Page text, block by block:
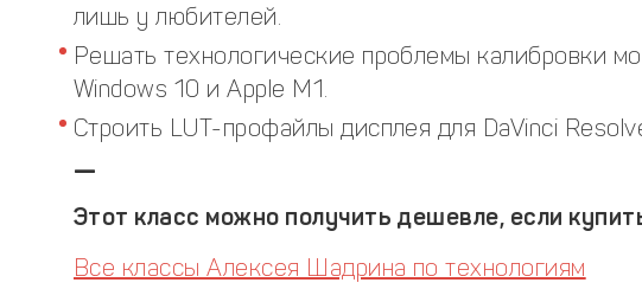
лишь у любителей.
Решать технологические проблемы калибровки
Windows 10 и Apple M1.
Строить LUT-профайлы дисплея для DaVinci
—
Этот класс можно получить дешевле, если
Все классы Алексея Шадрина по технологиям